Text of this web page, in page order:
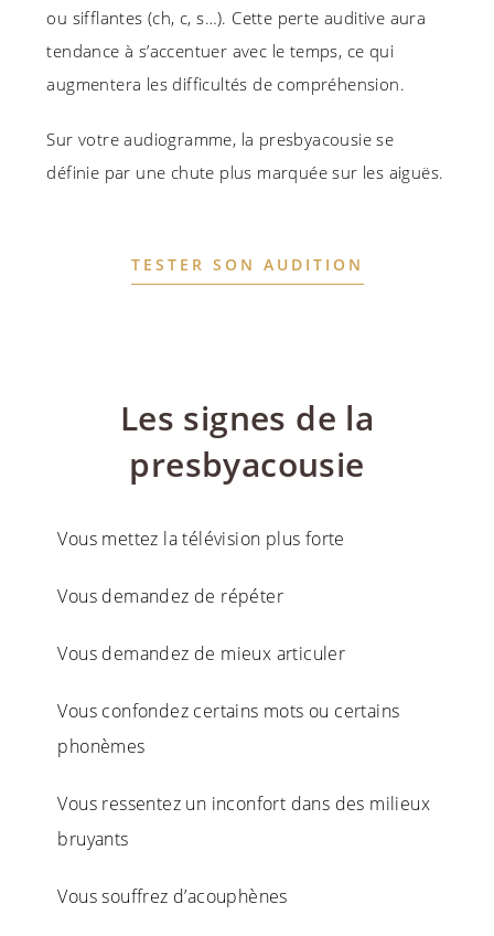
ou sifflantes (ch, c, s…). Cette perte auditive aura
tendance à s’accentuer avec le temps, ce qui
augmentera les difficultés de compréhension.
Sur votre audiogramme, la presbyacousie se
définie par une chute plus marquée sur les aiguës.
TESTER SON AUDITION
Les signes de la
presbyacousie​
Vous mettez la télévision plus forte
Vous demandez de répéter
Vous demandez de mieux articuler
Vous confondez certains mots ou certains
phonèmes
Vous ressentez un inconfort dans des milieux
bruyants
Vous souffrez d’acouphènes